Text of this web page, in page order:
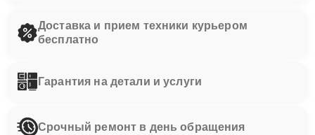
Доставка и прием техники курьером
бесплатно
Гарантия на детали и услуги
Срочный ремонт в день обращения